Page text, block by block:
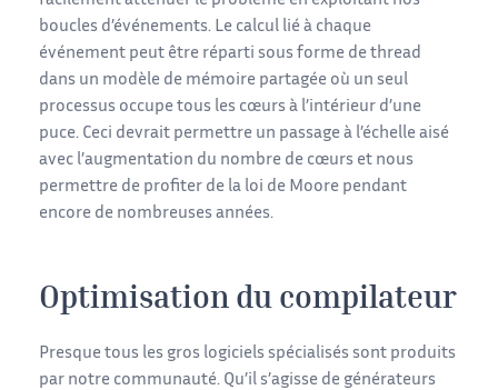
boucles d’événements. Le calcul lié à chaque
événement peut être réparti sous forme de thread
dans un modèle de mémoire partagée où un seul
processus occupe tous les cœurs à l’intérieur d’une
puce. Ceci devrait permettre un passage à l’échelle aisé
avec l’augmentation du nombre de cœurs et nous
permettre de profiter de la loi de Moore pendant
encore de nombreuses années.
Optimisation du compilateur
Presque tous les gros logiciels spécialisés sont produits
par notre communauté. Qu’il s’agisse de générateurs